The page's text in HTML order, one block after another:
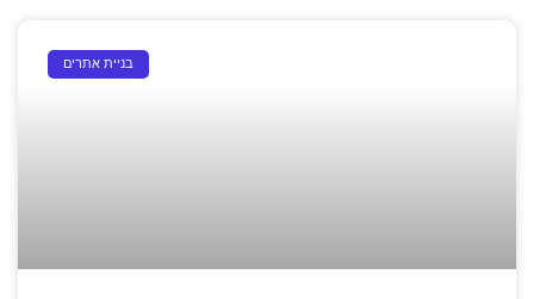
בניית אתרים